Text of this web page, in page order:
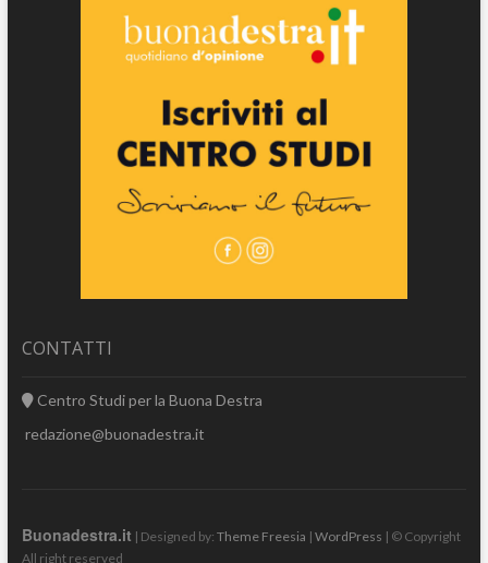
CONTATTI
Centro Studi per la Buona Destra
redazione@buonadestra.it
Buonadestra.it | Designed by: Theme Freesia | WordPress | © Copyright
All right reserved